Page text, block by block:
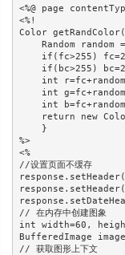
<%@ page
<%!
Color
Random random
if(fc>255)
if(bc>255)
int
int
int
return new
    }
%>
<%
//设置页面不缓存
// 在内存中创建图象
int width=60,
BufferedImage
// 获取图形上下文